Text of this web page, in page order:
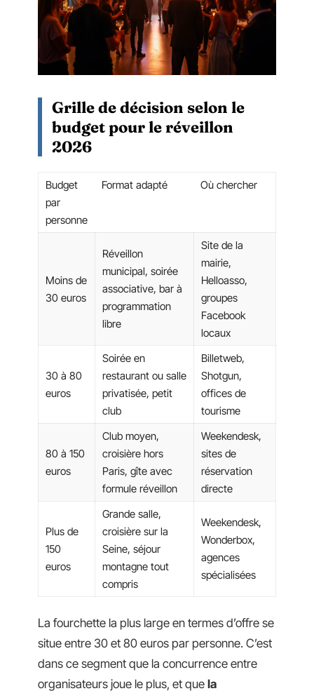
Grille de décision selon le
budget pour le réveillon
2026
Budget
par
personne
Format adapté Où chercher
Moins de
30 euros
Réveillon
municipal, soirée
associative, bar à
programmation
libre
Site de la
mairie,
Helloasso,
groupes
Facebook
locaux
30 à 80
euros
Soirée en
restaurant ou salle
privatisée, petit
club
Billetweb,
Shotgun,
offices de
tourisme
80 à 150
euros
Club moyen,
croisière hors
Paris, gîte avec
formule réveillon
Weekendesk,
sites de
réservation
directe
Plus de
150
euros
Grande salle,
croisière sur la
Seine, séjour
montagne tout
compris
Weekendesk,
Wonderbox,
agences
spécialisées
La fourchette la plus large en termes d’offre se
situe entre 30 et 80 euros par personne. C’est
dans ce segment que la concurrence entre
organisateurs joue le plus, et que la